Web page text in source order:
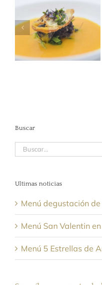
Crema de
calabaza y Vichy,
con morcillas de
arroz
Buscar
Buscar:
Ultimas noticias
Menú degustación de
Menú San Valentin
Menú 5 Estrellas de